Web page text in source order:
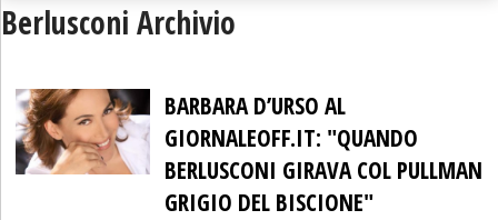
Berlusconi Archivio
BARBARA D’URSO AL
GIORNALEOFF.IT: "QUANDO
BERLUSCONI GIRAVA COL PULLMAN
GRIGIO DEL BISCIONE"